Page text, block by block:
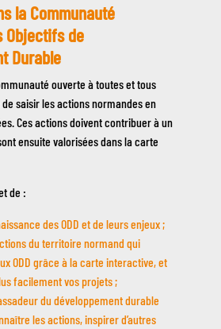
la Communauté
Objectifs de
Durable
ouverte à toutes et tous
saisir les actions normandes en
Ces actions doivent contribuer à un
ensuite valorisées dans la carte
de :
des ODD et de leurs enjeux ;
du territoire normand qui
ODD grâce à la carte interactive, et
facilement vos projets ;
du développement durable
les actions, inspirer d’autres